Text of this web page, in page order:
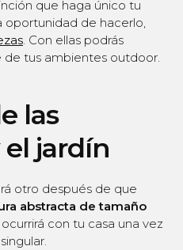
que haga único tu
oportunidad de hacerlo,
. Con ellas podrás
de tus ambientes outdoor.
las
jardín
otro después de que
abstracta de tamaño
con tu casa una vez